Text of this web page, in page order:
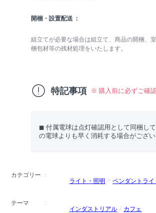
開梱・設置配送
組立てが必要な場合は組立て、商品の開梱、
梱包材等の残材処理をいたします。
特記事項 ※ 購入前に必ずご確
◼︎ 付属電球は点灯確認用として同梱し
の電球よりも早く消耗する場合がござい
カテゴリー
ライト・照明
ペンダントライ
テーマ
インダストリアル
カフェ